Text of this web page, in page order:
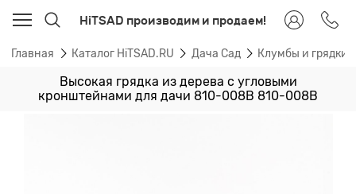
HiTSAD производим и продаем!
Главная Каталог HiTSAD.RU Дача Сад Клумбы и грядки
Высокая грядка из дерева с угловыми
кронштейнами для дачи 810-008B 810-008B